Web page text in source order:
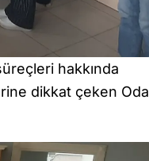
hakkında
dikkat çeken Oda